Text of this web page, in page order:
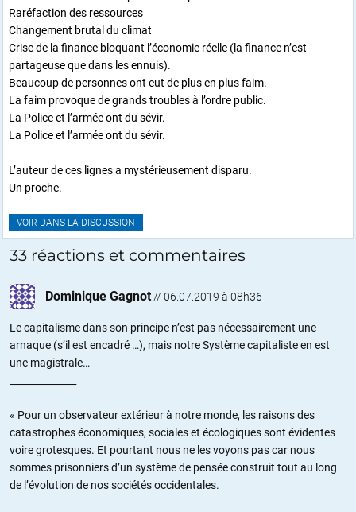
Raréfaction des ressources
Changement brutal du climat
Crise de la finance bloquant l’économie réelle (la finance n’est
partageuse que dans les ennuis).
Beaucoup de personnes ont eut de plus en plus faim.
La faim provoque de grands troubles à l’ordre public.
La Police et l’armée ont du sévir.
La Police et l’armée ont du sévir.
L’auteur de ces lignes a mystérieusement disparu.
Un proche.
VOIR DANS LA DISCUSSION
33 réactions et commentaires
Dominique Gagnot // 06.07.2019 à 08h36
Le capitalisme dans son principe n’est pas nécessairement une
arnaque (s’il est encadré …), mais notre Système capitaliste en est
une magistrale…
« Pour un observateur extérieur à notre monde, les raisons des
catastrophes économiques, sociales et écologiques sont évidentes
voire grotesques. Et pourtant nous ne les voyons pas car nous
sommes prisonniers d’un système de pensée construit tout au long
de l’évolution de nos sociétés occidentales.